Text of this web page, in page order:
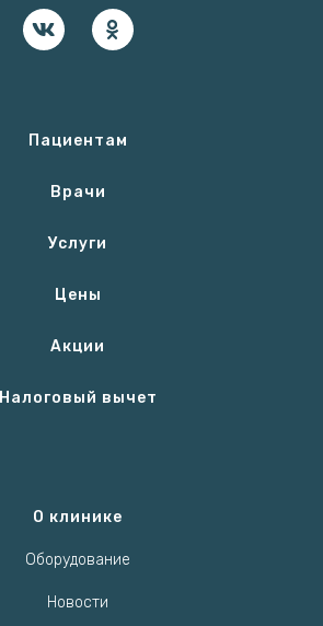
Пациентам
Врачи
Услуги
Цены
Акции
Налоговый вычет
О клинике
Оборудование
Новости